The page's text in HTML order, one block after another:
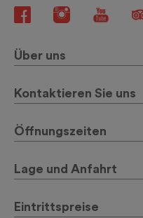
Über uns
Kontaktieren Sie uns
Öffnungszeiten
Lage und Anfahrt
Eintrittspreise